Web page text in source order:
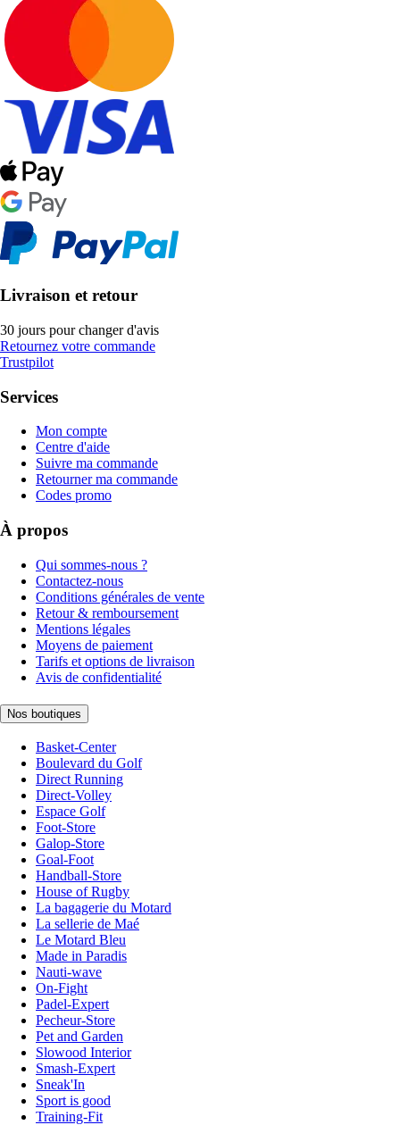
Livraison et retour
30 jours pour changer d'avis
Retournez votre commande
Trustpilot
Services
Mon compte
Centre d'aide
Suivre ma commande
Retourner ma commande
Codes promo
À propos
Qui sommes-nous ?
Contactez-nous
Conditions générales de vente
Retour & remboursement
Mentions légales
Moyens de paiement
Tarifs et options de livraison
Avis de confidentialité
Nos boutiques
Basket-Center
Boulevard du Golf
Direct Running
Direct-Volley
Espace Golf
Foot-Store
Galop-Store
Goal-Foot
Handball-Store
House of Rugby
La bagagerie du Motard
La sellerie de Maé
Le Motard Bleu
Made in Paradis
Nauti-wave
On-Fight
Padel-Expert
Pecheur-Store
Pet and Garden
Slowood Interior
Smash-Expert
Sneak'In
Sport is good
Training-Fit